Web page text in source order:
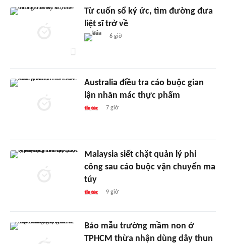
Từ cuốn sổ ký ức, tìm đường đưa
liệt sĩ trở về
6 giờ
Australia điều tra cáo buộc gian
lận nhãn mác thực phẩm
7 giờ
Malaysia siết chặt quản lý phi
công sau cáo buộc vận chuyển ma
túy
9 giờ
Bảo mẫu trường mầm non ở
TPHCM thừa nhận dùng dây thun